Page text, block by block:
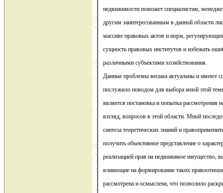
недвижимости поможет специалистам,
другим заинтересованным в данной области
массиве правовых актов и норм,
сущность правовых институтов и избежать
различными субъектами хозяйствования.
Данные проблемы весьма актуальны и имеют
послужило поводом для выбора мной этой
является постановка и попытка рассмотрения
взгляд, вопросов в этой области. Мной
синтеза теоретических знаний и
получить объективное представление о
реализацией прав на недвижимое имущество,
влияющие на формирование таких
рассмотрена и осмыслена, что позволило